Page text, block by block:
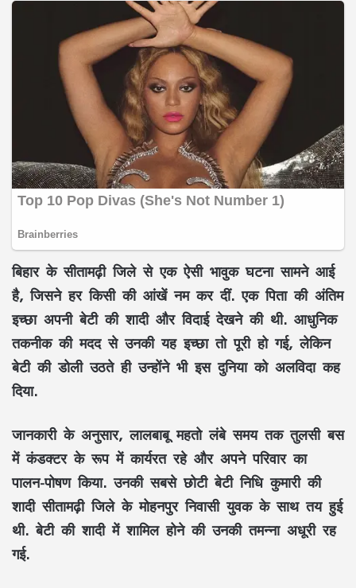
बिहार के सीतामढ़ी जिले से एक ऐसी भावुक घटना सामने आई
है, जिसने हर किसी की आंखें नम कर दीं. एक पिता की अंतिम
इच्छा अपनी बेटी की शादी और विदाई देखने की थी. आधुनिक
तकनीक की मदद से उनकी यह इच्छा तो पूरी हो गई, लेकिन
बेटी की डोली उठते ही उन्होंने भी इस दुनिया को अलविदा कह
दिया.
जानकारी के अनुसार, लालबाबू महतो लंबे समय तक तुलसी बस
में कंडक्टर के रूप में कार्यरत रहे और अपने परिवार का
पालन-पोषण किया. उनकी सबसे छोटी बेटी निधि कुमारी की
शादी सीतामढ़ी जिले के मोहनपुर निवासी युवक के साथ तय हुई
थी. बेटी की शादी में शामिल होने की उनकी तमन्ना अधूरी रह
गई.